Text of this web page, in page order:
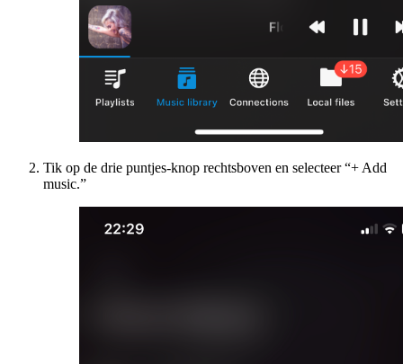
Tik op de drie puntjes-knop rechtsboven en selecteer “+ Add
music.”